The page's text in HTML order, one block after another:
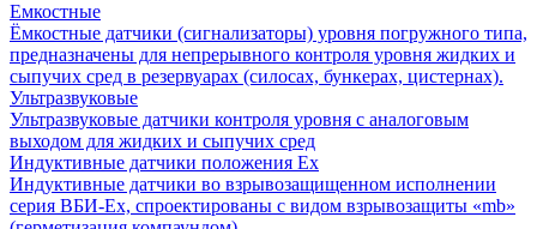
Емкостные
Ёмкостные датчики (сигнализаторы) уровня погружного типа,
предназначены для непрерывного контроля уровня жидких и
сыпучих сред в резервуарах (силосах, бункерах, цистернах).
Ультразвуковые
Ультразвуковые датчики контроля уровня с аналоговым
выходом для жидких и сыпучих сред
Индуктивные датчики положения Ех
Индуктивные датчики во взрывозащищенном исполнении
серия ВБИ-Ех, спроектированы с видом взрывозащиты «mb»